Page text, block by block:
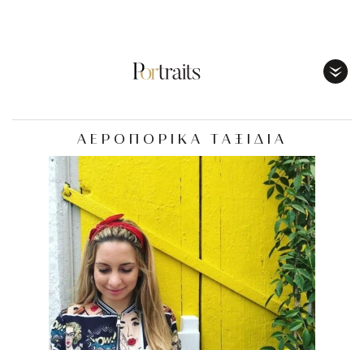
ΑΕΡΟΠΟΡΙΚΑ ΤΑΞΙΔΙΑ